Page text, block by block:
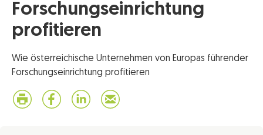
Forschungseinrichtung
profitieren
Wie österreichische Unternehmen von Europas führender
Forschungseinrichtung profitieren